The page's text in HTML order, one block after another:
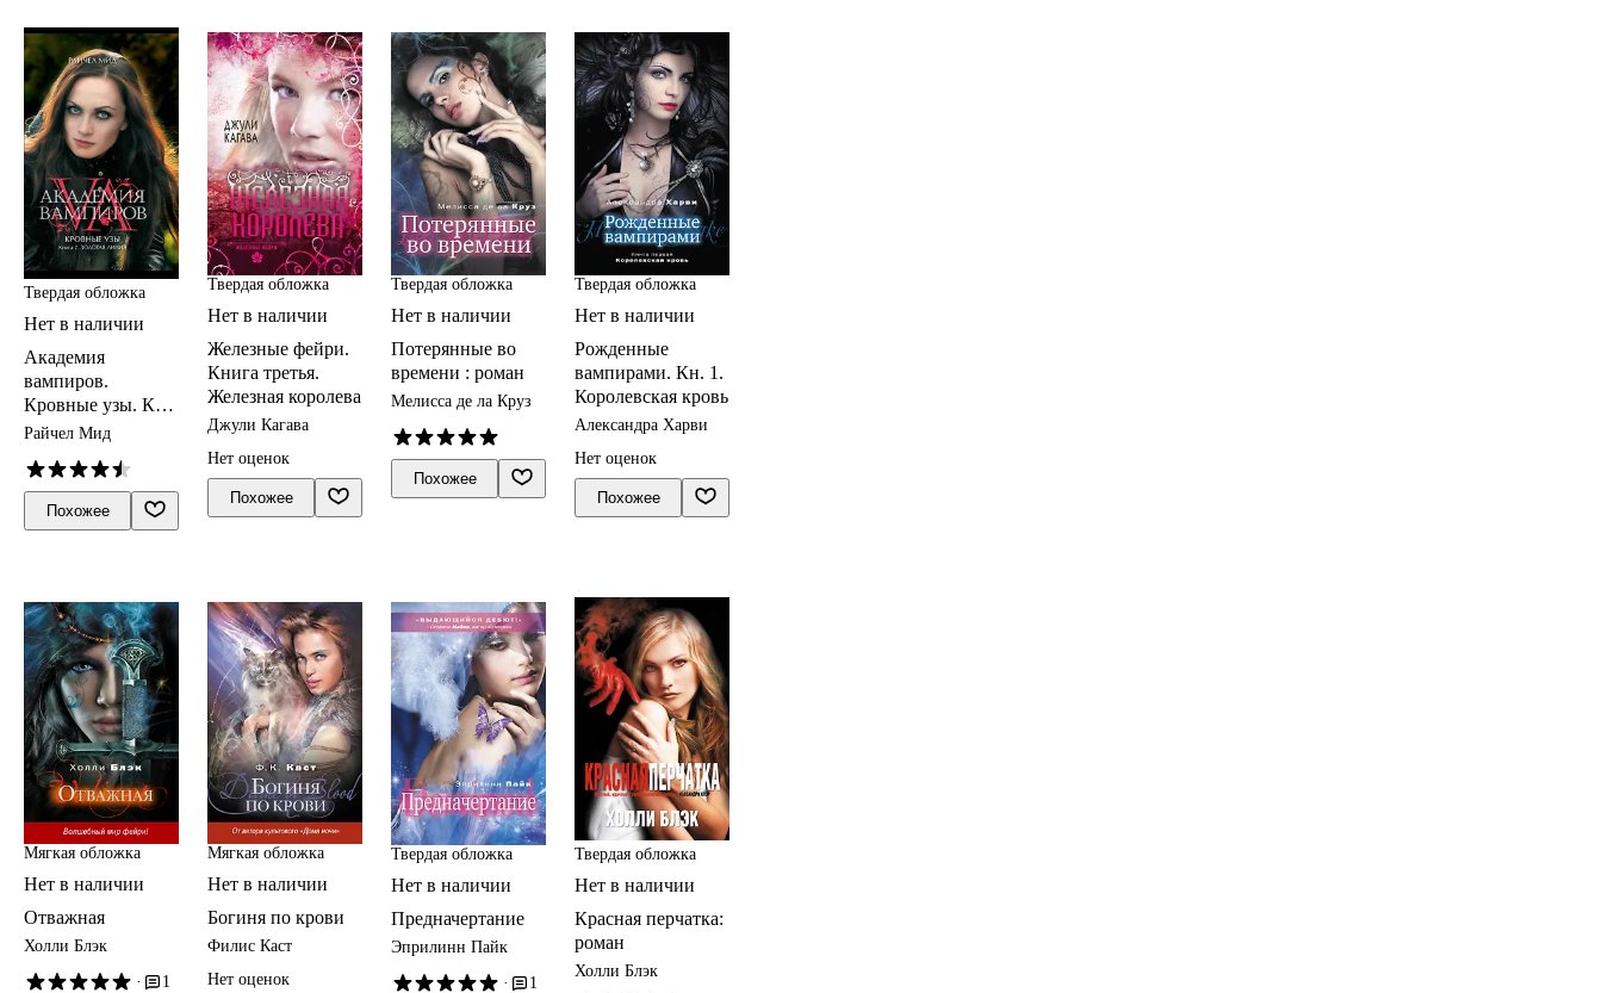
Твердая обложка
Нет в наличии
Академия
вампиров.
Кровные узы. Кн.
2. Золотая лилия :
Райчел Мид
Похожее
Твердая обложка
Нет в наличии
Железные фейри.
Книга третья.
Железная королева
Джули Кагава
Нет оценок
Похожее
Твердая обложка
Нет в наличии
Потерянные во
времени : роман
Мелисса де ла Круз
Похожее
Твердая обложка
Нет в наличии
Рожденные
вампирами. Кн. 1.
Королевская кровь
Александра Харви
Нет оценок
Похожее
Мягкая обложка
Нет в наличии
Отважная
Холли Блэк
·
1
Мягкая обложка
Нет в наличии
Богиня по крови
Филис Каст
Нет оценок
Твердая обложка
Нет в наличии
Предначертание
Эприлинн Пайк
·
1
Твердая обложка
Нет в наличии
Красная перчатка:
роман
Холли Блэк